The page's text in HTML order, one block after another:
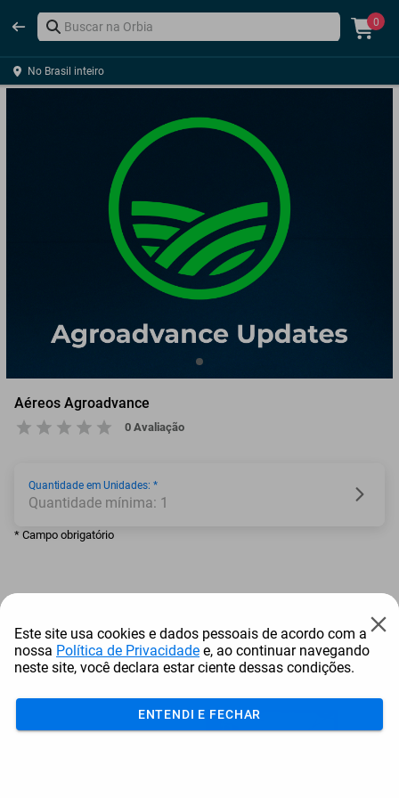
0
No Brasil inteiro
Aéreos Agroadvance
0 Avaliação
Quantidade em Unidades: *
Quantidade mínima: 1
* Campo obrigatório
Mais Resgatados
Este site usa cookies e dados pessoais de acordo com a
nossa Política de Privacidade e, ao continuar navegando
neste site, você declara estar ciente dessas condições.
ENTENDI E FECHAR